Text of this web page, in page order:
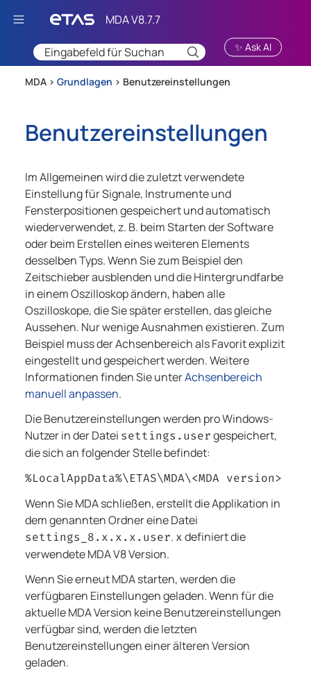
Zu Hauptinhalt springen
✨ Ask AI
MDA > Grundlagen > Benutzereinstellungen
Benutzereinstellungen
Im Allgemeinen wird die zuletzt verwendete
Einstellung für Signale, Instrumente und
Fensterpositionen gespeichert und automatisch
wiederverwendet, z. B. beim Starten der Software
oder beim Erstellen eines weiteren Elements
desselben Typs. Wenn Sie zum Beispiel den
Zeitschieber ausblenden und die Hintergrundfarbe
in einem Oszilloskop ändern, haben alle
Oszilloskope, die Sie später erstellen, das gleiche
Aussehen. Nur wenige Ausnahmen existieren. Zum
Beispiel muss der Achsenbereich als Favorit explizit
eingestellt und gespeichert werden. Weitere
Informationen finden Sie unterAchsenbereich
manuell anpassen.
Die Benutzereinstellungen werden pro Windows-
Nutzer in der Datei settings.usergespeichert,
die sich an folgender Stelle befindet:
%LocalAppData%\ETAS\MDA\<MDA version>
Wenn SieMDAschließen, erstellt die Applikation in
dem genannten Ordner eine Datei
settings_8.x.x.x.user. xdefiniert die
verwendeteMDA V8Version.
Wenn Sie erneutMDAstarten, werden die
verfügbaren Einstellungen geladen. Wenn für die
aktuelleMDAVersion keine Benutzereinstellungen
verfügbar sind, werden die letzten
Benutzereinstellungen einer älteren Version
geladen.